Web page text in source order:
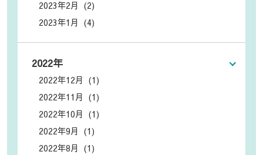
2023年2月 (2)
2023年1月 (4)
2022年
2022年12月 (1)
2022年11月 (1)
2022年10月 (1)
2022年9月 (1)
2022年8月 (1)